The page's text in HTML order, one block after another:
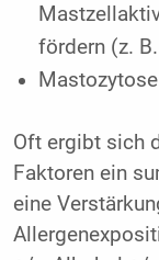
fördern (z.
Mastozytose
Oft ergibt sich
Faktoren ein
eine